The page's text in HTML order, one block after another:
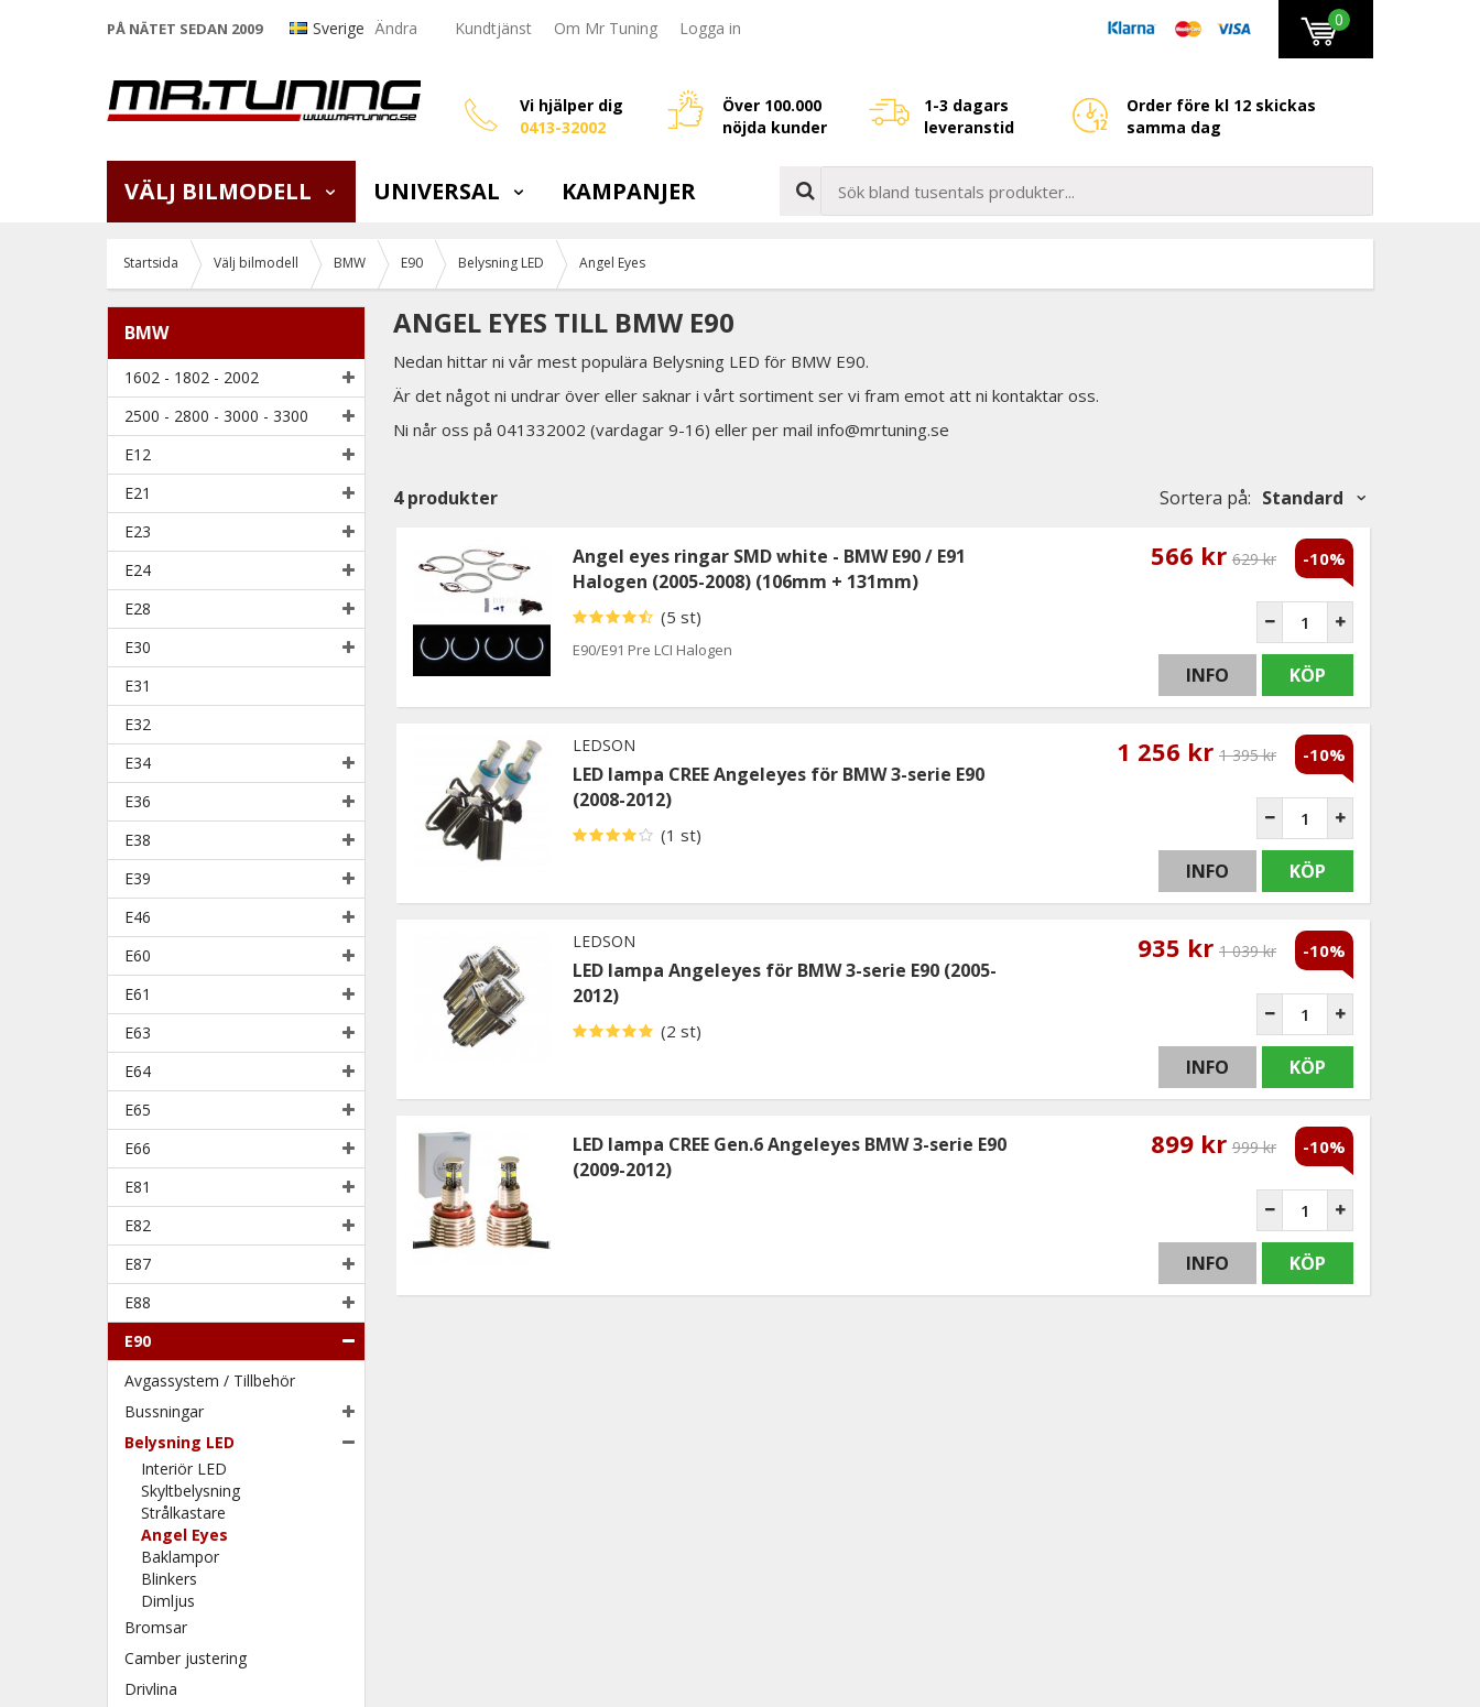
PÅ NÄTET SEDAN 2009 Sverige Ändra Kundtjänst Om Mr Tuning Logga in 0
Vi hjälper dig
0413-32002
Över 100.000
nöjda kunder
1-3 dagars
leveranstid
Order före kl 12 skickas
samma dag
VÄLJ BILMODELL UNIVERSAL KAMPANJER
Startsida Välj bilmodell BMW E90 Belysning LED Angel Eyes
BMW
1602 - 1802 - 2002
2500 - 2800 - 3000 - 3300
E12
E21
E23
E24
E28
E30
E31
E32
E34
E36
E38
E39
E46
E60
E61
E63
E64
E65
E66
E81
E82
E87
E88
E90
Avgassystem / Tillbehör
Bussningar
Belysning LED
Interiör LED
Skyltbelysning
Strålkastare
Angel Eyes
Baklampor
Blinkers
Dimljus
Bromsar
Camber justering
Drivlina
ANGEL EYES TILL BMW E90
Nedan hittar ni vår mest populära Belysning LED för BMW E90.
Är det något ni undrar över eller saknar i vårt sortiment ser vi fram emot att ni kontaktar oss.
Ni når oss på 041332002 (vardagar 9-16) eller per mail info@mrtuning.se
4produkter Sortera på: Standard
Angel eyes ringar SMD white - BMW E90 / E91
Halogen (2005-2008) (106mm + 131mm)
(5 st)
E90/E91 Pre LCI Halogen
566 kr 629 kr -10%
INFO KÖP
LEDSON
LED lampa CREE Angeleyes för BMW 3-serie E90
(2008-2012)
(1 st)
1 256 kr 1 395 kr -10%
INFO KÖP
LEDSON
LED lampa Angeleyes för BMW 3-serie E90 (2005-
2012)
(2 st)
935 kr 1 039 kr -10%
INFO KÖP
LED lampa CREE Gen.6 Angeleyes BMW 3-serie E90
(2009-2012)
899 kr 999 kr -10%
INFO KÖP